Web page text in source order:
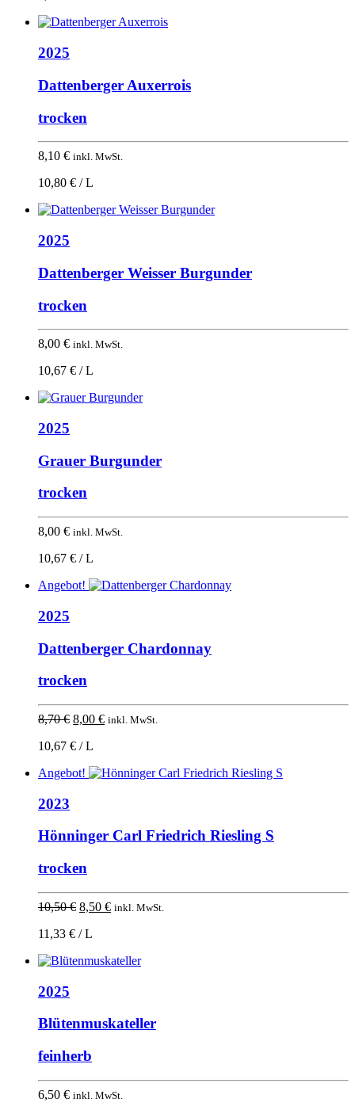
2025
Dattenberger Auxerrois
trocken
8,10 € inkl. MwSt.
10,80 € / L
2025
Dattenberger Weisser Burgunder
trocken
8,00 € inkl. MwSt.
10,67 € / L
2025
Grauer Burgunder
trocken
8,00 € inkl. MwSt.
10,67 € / L
Angebot!
2025
Dattenberger Chardonnay
trocken
8,70€ Ursprünglicher
war:
8,00 €Aktueller
inkl. MwSt.
10,67 € / L
Angebot!
2023
Hönninger Carl Friedrich Riesling S
trocken
10,50€ Ursprünglicher
war:
8,50 €Aktueller
inkl. MwSt.
11,33 € / L
2025
Blütenmuskateller
feinherb
6,50 € inkl. MwSt.